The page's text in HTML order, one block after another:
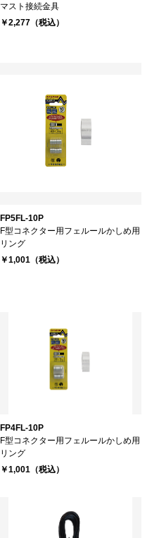
マスト接続金具
￥2,277（税込）
FP5FL-10P
F型コネクター用フェルールかしめ用
リング
￥1,001（税込）
FP4FL-10P
F型コネクター用フェルールかしめ用
リング
￥1,001（税込）